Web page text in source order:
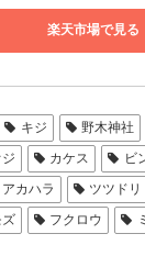
楽天市場で見る
キジ 野木神社
カケス ビ
アカハラ ツツドリ
ズ フクロウ